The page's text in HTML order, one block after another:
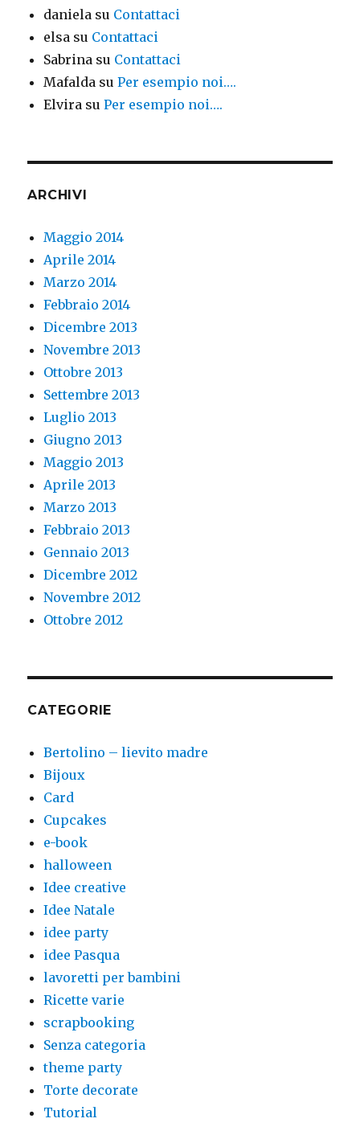
daniela su Contattaci
elsa su Contattaci
Sabrina su Contattaci
Mafalda suPer esempio noi….
Elvira suPer esempio noi….
ARCHIVI
Maggio 2014
Aprile 2014
Marzo 2014
Febbraio 2014
Dicembre 2013
Novembre 2013
Ottobre 2013
Settembre 2013
Luglio 2013
Giugno 2013
Maggio 2013
Aprile 2013
Marzo 2013
Febbraio 2013
Gennaio 2013
Dicembre 2012
Novembre 2012
Ottobre 2012
CATEGORIE
Bertolino – lievito madre
Bijoux
Card
Cupcakes
e-book
halloween
Idee creative
Idee Natale
idee party
idee Pasqua
lavoretti per bambini
Ricette varie
scrapbooking
Senza categoria
theme party
Torte decorate
Tutorial